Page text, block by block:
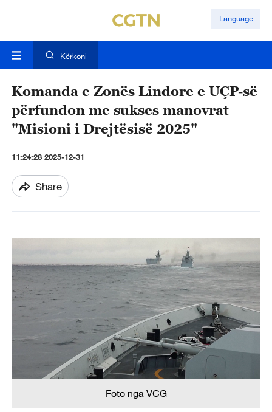
Language
Kërkoni
Komanda e Zonës Lindore e UÇP-së
përfundon me sukses manovrat
"Misioni i Drejtësisë 2025"
11:24:28 2025-12-31
Share
Foto nga VCG